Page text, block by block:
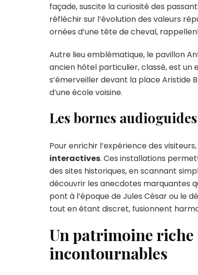
façade, suscite la curiosité des
réfléchir sur l’évolution des valeurs
ornées d’une tête de cheval,
Autre lieu emblématique, le pavillon
ancien hôtel particulier, classé, est un
s’émerveiller devant la place Aristide
d’une école voisine.
Les bornes
Pour enrichir l’expérience des
interactives. Ces installations
des sites historiques, en scannant
découvrir les anecdotes marquantes
pont à l’époque de Jules César ou le
tout en étant discret, fusionnent
Un patrimoine
incontournables